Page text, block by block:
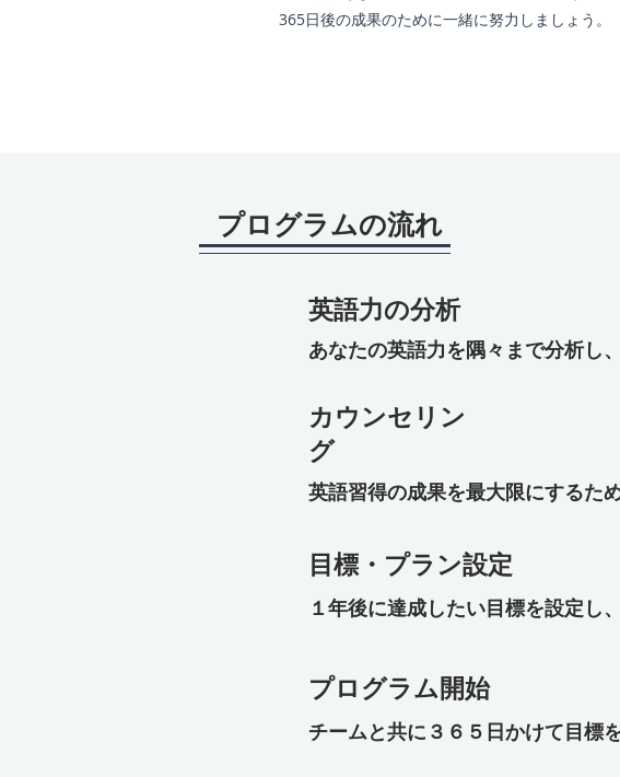
365日後の成果のために一緒に努力しましょう。
​プログラムの流れ
英語力の分析
あなたの英語力を隅々まで分析し
​カウンセリン
グ
英語習得の成果を最大限にするた
​目標・プラン設定
１年後に達成したい目標を設定し
​プログラム開始
チームと共に３６５日かけて目標